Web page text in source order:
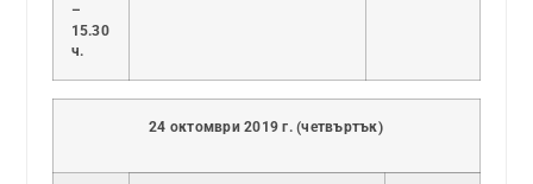
–
15.30
ч.
24 октомври 2019 г. (четвъртък)